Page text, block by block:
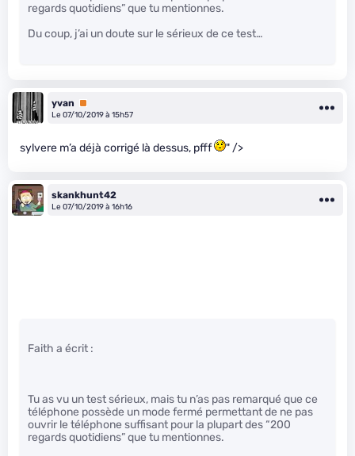
regards quotidiens” que tu mentionnes.
Du coup, j’ai un doute sur le sérieux de ce test…
yvan
Premium
Le 07/10/2019 à 15h57
sylvere m’a déjà corrigé là dessus, pfff " />
skankhunt42
Le 07/10/2019 à 16h16
Faith a écrit :
Tu as vu un test sérieux, mais tu n’as pas remarqué que ce
téléphone possède un mode fermé permettant de ne pas
ouvrir le téléphone suffisant pour la plupart des “200
regards quotidiens” que tu mentionnes.